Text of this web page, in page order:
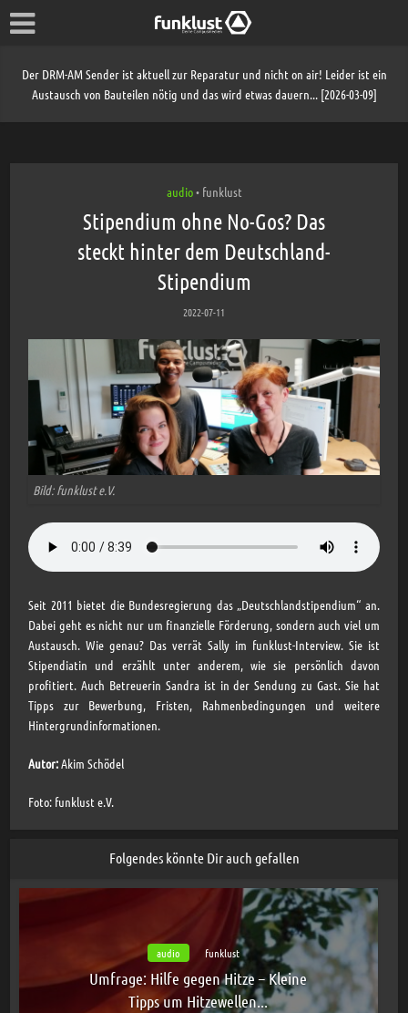
Der DRM-AM Sender ist aktuell zur Reparatur und nicht on air! Leider ist ein
Austausch von Bauteilen nötig und das wird etwas dauern... [2026-03-09]
audio • funklust
Stipendium ohne No-Gos? Das
steckt hinter dem Deutschland-
Stipendium
2022-07-11
Bild: funklust e.V.
Seit 2011 bietet die Bundesregierung das „Deutschlandstipendium“ an.
Dabei geht es nicht nur um finanzielle Förderung, sondern auch viel um
Austausch. Wie genau? Das verrät Sally im funklust-Interview. Sie ist
Stipendiatin und erzählt unter anderem, wie sie persönlich davon
profitiert. Auch Betreuerin Sandra ist in der Sendung zu Gast. Sie hat
Tipps zur Bewerbung, Fristen, Rahmenbedingungen und weitere
Hintergrundinformationen.
Autor:Akim Schödel
Foto: funklust e.V.
Folgendes könnte Dir auch gefallen
audio funklust
Umfrage: Hilfe gegen Hitze – Kleine
Tipps um Hitzewellen...